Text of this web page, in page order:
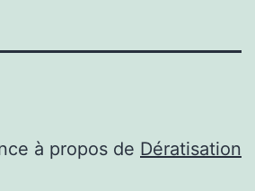
à propos de Dératisation